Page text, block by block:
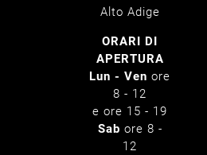
Alto Adige
ORARI DI
APERTURA
Lun - Venore
8 - 12
e ore 15 - 19
Sab ore 8 -
12